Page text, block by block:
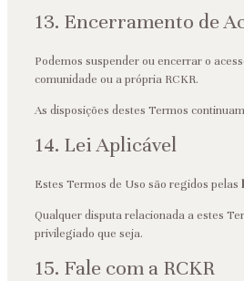
13. Encerramento de
Podemos suspender ou encerrar o
comunidade ou a própria RCKR.
As disposições destes Termos
14. Lei Aplicável
Estes Termos de Uso são regidos pelas
Qualquer disputa relacionada a estes
privilegiado que seja.
15. Fale com a RCKR